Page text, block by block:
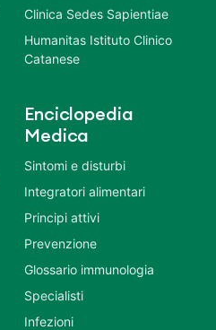
Clinica Sedes Sapientiae
Humanitas Istituto Clinico
Catanese
Enciclopedia
Medica
Sintomi e disturbi
Integratori alimentari
Principi attivi
Prevenzione
Glossario immunologia
Specialisti
Infezioni